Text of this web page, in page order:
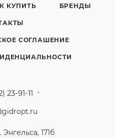
КУПИТЬ БРЕНДЫ
СОГЛАШЕНИЕ
23-91-11
Энгельса, 171б